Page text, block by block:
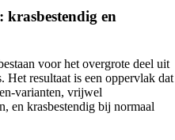
krasbestendig en
voor het overgrote deel uit
Het resultaat is een oppervlak dat
varianten, vrijwel
en krasbestendig bij normaal